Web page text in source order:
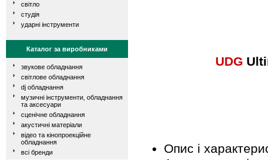
світло
студія
ударні інструменти
Каталог за виробниками
звукове обладнання
світлове обладнання
dj обладнання
музичні інструменти, обладнання
та аксесуари
сценічне обладнання
акустичні матеріали
відео та кінопроекційне
обладнання
всі бренди
UDG
Опис і